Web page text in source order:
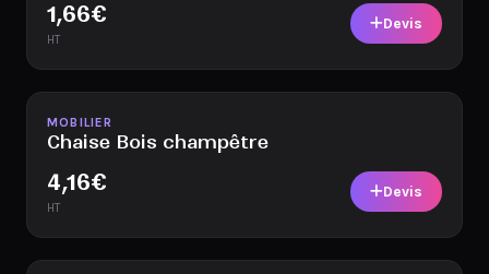
1,66€
HT
Devis
Disponible
MOBILIER
Chaise Bois champêtre
4,16€
HT
Devis